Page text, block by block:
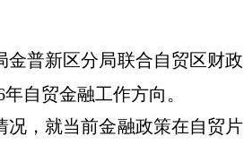
普新区分局联合自贸区财政
年自贸金融工作方向。
，就当前金融政策在自贸片